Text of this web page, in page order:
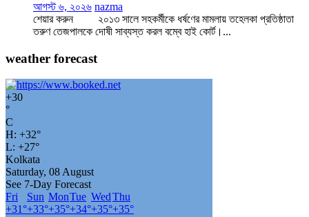
আগস্ট ৬, ২০২৬ nazma
শেয়ার করুন ২০১৩ সালে সহকর্মীকে ধর্ষণের মামলায় তহেলকা প্রতিষ্ঠাতা
তরুণ তেজপালকে দোষী সাব্যস্ত করল বম্বে হাই কোর্ট।...
weather forecast
+30
°
C
H: +32°
L: +27°
Kolkata
Saturday, 08 August
See 7-Day Forecast
Fri
Sun MonTue WedThu
+31°+33°+35°+34°+35°+35°